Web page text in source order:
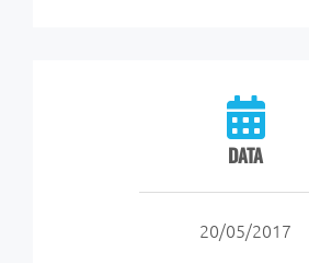
DATA
20/05/2017